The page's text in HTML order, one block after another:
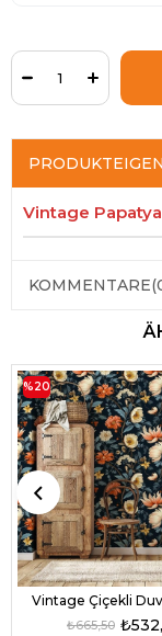
Vintage
KOMMENTARE
Vintage Çiçekli
₺665,50
%20